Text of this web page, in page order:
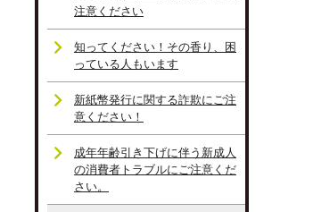
注意ください
知ってください！その香り、困
っている人もいます
新紙幣発行に関する詐欺にご注
意ください！
成年年齢引き下げに伴う新成人
の消費者トラブルにご注意くだ
さい。